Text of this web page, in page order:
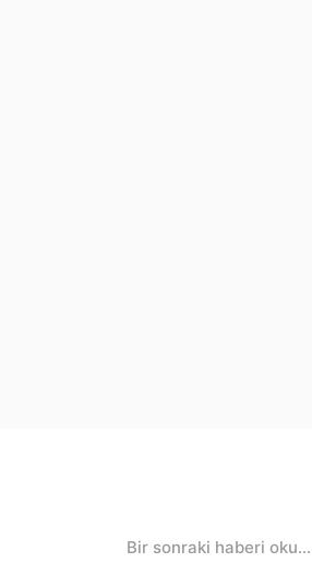
Bir sonraki haberi oku...